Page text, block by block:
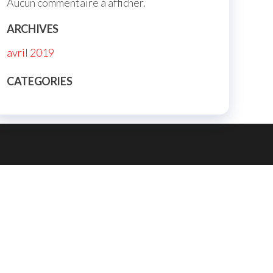
ARCHIVES
avril 2019
CATEGORIES